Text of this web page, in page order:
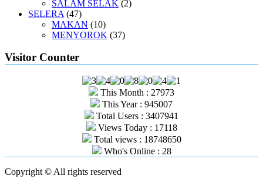
SALAM SELAK (2)
SELERA (47)
MAKAN (10)
MENYOROK (37)
Visitor Counter
This Month : 27973
This Year : 945007
Total Users : 3407941
Views Today : 17118
Total views : 18748650
Who's Online : 28
Copyright © All rights reserved